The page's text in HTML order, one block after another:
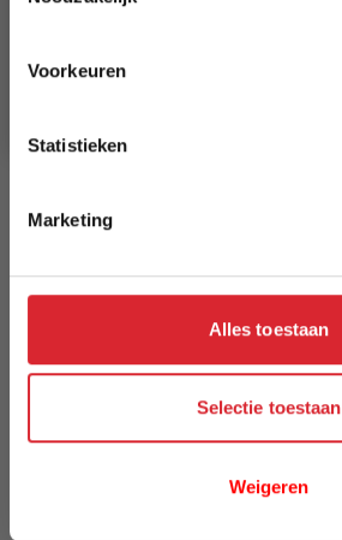
Voorkeuren
Statistieken
Marketing
Alles toestaan
Selectie toestaan
Weigeren
Schrijf uw eigen review
240 cm
Model